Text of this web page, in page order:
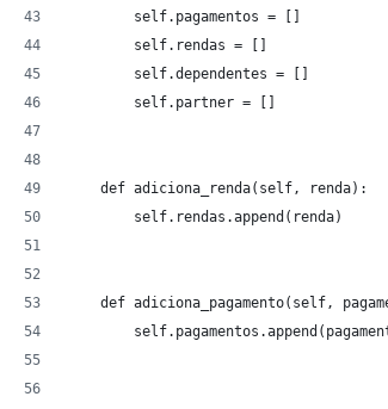
        self.pagamentos = []
        self.rendas = []
        self.dependentes = []
        self.partner = []
    def adiciona_renda(self, renda):
        self.rendas.append(renda)
def adiciona_pagamento(self,